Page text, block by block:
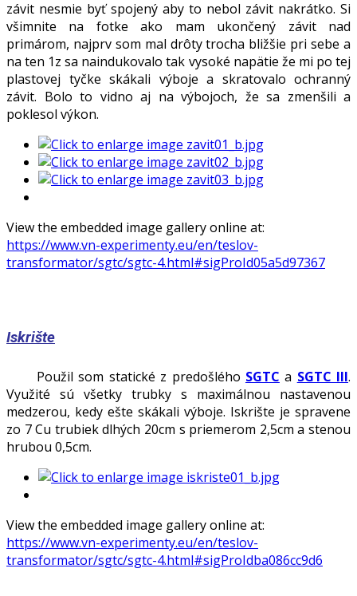
závit nesmie byť spojený aby to nebol závit nakrátko. Si
všimnite na fotke ako mam ukončený závit nad
primárom, najprv som mal drôty trocha bližšie pri sebe a
na ten 1z sa naindukovalo tak vysoké napätie že mi po tej
plastovej tyčke skákali výboje a skratovalo ochranný
závit. Bolo to vidno aj na výbojoch, že sa zmenšili a
poklesol výkon.
View the embedded image gallery online at:
https://www.vn-experimenty.eu/en/teslov-
transformator/sgtc/sgtc-4.html#sigProId05a5d97367
Iskrište
Použil som statické z predošlého SGTC a SGTC III.
Využité sú všetky trubky s maximálnou nastavenou
medzerou, kedy ešte skákali výboje. Iskrište je spravene
zo 7 Cu trubiek dlhých 20cm s priemerom 2,5cm a stenou
hrubou 0,5cm.
View the embedded image gallery online at:
https://www.vn-experimenty.eu/en/teslov-
transformator/sgtc/sgtc-4.html#sigProIdba086cc9d6